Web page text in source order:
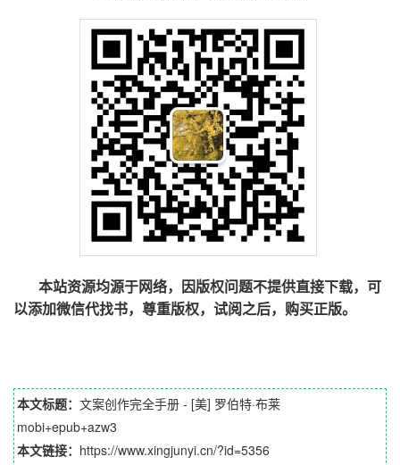
本站资源均源于网络，因版权问题不提供直接下载，可
以添加微信代找书，尊重版权，试阅之后，购买正版。
本文标题： 文案创作完全手册 - [美] 罗伯特·布莱
mobi+epub+azw3
本文链接： https://www.xingjunyi.cn/?id=5356